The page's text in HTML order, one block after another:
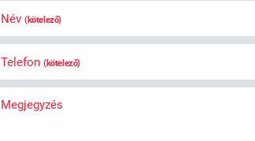
Név (kötelező)
Telefon (kötelező)
Megjegyzés